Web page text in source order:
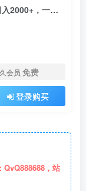
2024蓝海项目，网盘拉新，操作简单小白日入2000+，一键托管代发视频，…
会员 免费
登录购买
QvQ888688，站